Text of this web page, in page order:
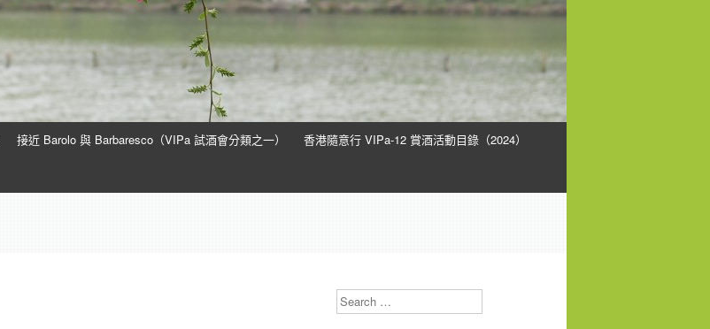
接近 Barolo 與 Barbaresco（VIPa 試酒會分類之一） 香港隨意行 VIPa-12 賞酒活動目錄（2024）
Search